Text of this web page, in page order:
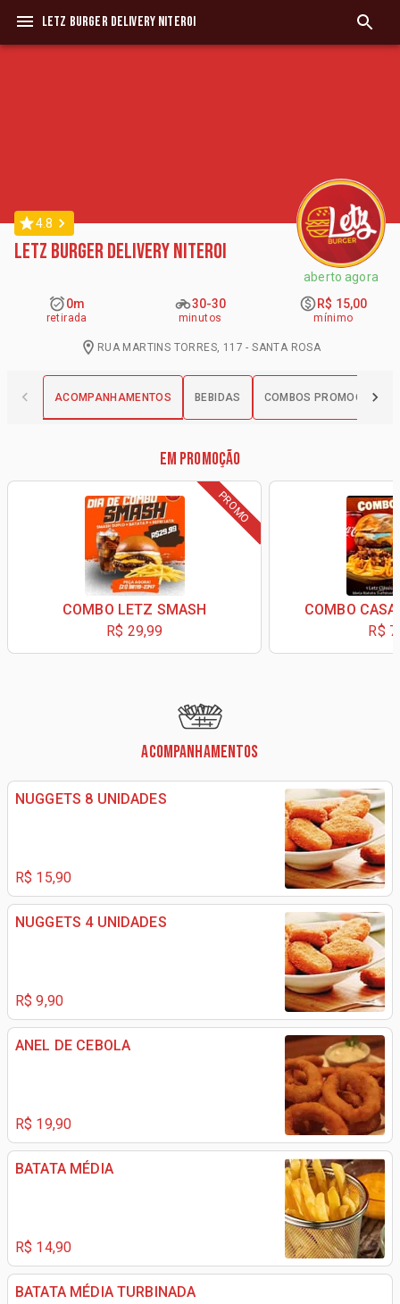
4.8
LETZ BURGER DELIVERY NITEROI
aberto agora
0m
retirada
30-30
minutos
R$ 15,00
mínimo
RUA MARTINS TORRES, 117 - SANTA ROSA
ACOMPANHAMENTOS BEBIDAS COMBOS PROMOCIONAIS
EM PROMOÇÃO
PROMO
COMBO LETZ SMASH
R$ 29,99
COMBO
R$
LETZ BURGER DELIVERY NITEROI
ACOMPANHAMENTOS
NUGGETS 8 UNIDADES
R$ 15,90
NUGGETS 4 UNIDADES
R$ 9,90
ANEL DE CEBOLA
R$ 19,90
BATATA MÉDIA
R$ 14,90
BATATA MÉDIA TURBINADA